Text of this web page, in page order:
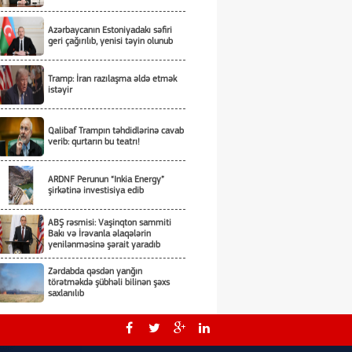
Azərbaycanın Estoniyadakı səfiri
geri çağırılıb, yenisi təyin olunub
Tramp: İran razılaşma əldə etmək
istəyir
Qalibaf Trampın təhdidlərinə cavab
verib: qurtarın bu teatrı!
ARDNF Perunun “Inkia Energy”
şirkətinə investisiya edib
ABŞ rəsmisi: Vaşinqton sammiti
Bakı və İrəvanla əlaqələrin
yenilənməsinə şərait yaradıb
Zərdabda qəsdən yanğın
törətməkdə şübhəli bilinən şəxs
saxlanılıb
Tərtərdə ər-arvadın yanaraq öldüyü
yanğının qəsdnən törədildiyi